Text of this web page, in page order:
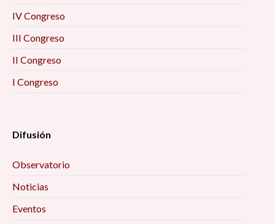
IV Congreso
III Congreso
II Congreso
I Congreso
Difusión
Observatorio
Noticias
Eventos